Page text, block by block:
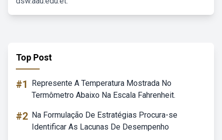
Top Post
#1
Represente A Temperatura Mostrada No
Termômetro Abaixo Na Escala Fahrenheit.
#2 Na Formulação De Estratégias Procura-se
Identificar As Lacunas De Desempenho